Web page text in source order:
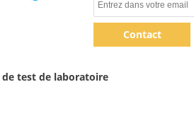
Contact
test de laboratoire